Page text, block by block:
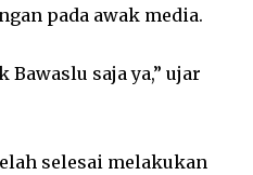
pada awak media.
saja ya,” ujar
selesai melakukan